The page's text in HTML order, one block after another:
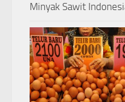
Minyak Sawit